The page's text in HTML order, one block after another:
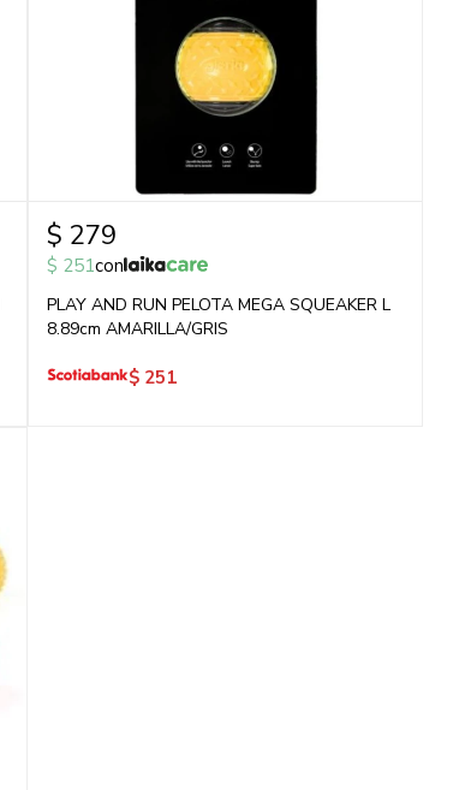
$ 279
$ 251con
PLAY AND RUN PELOTA MEGA SQUEAKER L
8.89cm AMARILLA/GRIS
$ 251